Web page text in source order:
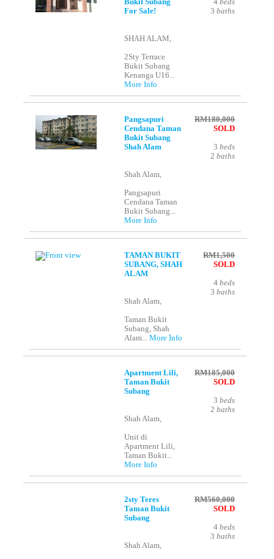
Bukit Subang
For Sale!
SHAH ALAM,
2Sty Terrace
Bukit Subang
Kenanga U16...
More Info
4 beds
3 baths
Pangsapuri
Cendana Taman
Bukit Subang
Shah Alam
Shah Alam,
Pangsapuri
Cendana Taman
Bukit Subang...
More Info
RM180,000
SOLD
3 beds
2 baths
TAMAN BUKIT
SUBANG, SHAH
ALAM
Shah Alam,
Taman Bukit
Subang, Shah
Alam...More Info
RM1,500
SOLD
4 beds
3 baths
Apartment Lili,
Taman Bukit
Subang
Shah Alam,
Unit di
Apartment Lili,
Taman Bukit...
More Info
RM185,000
SOLD
3 beds
2 baths
2sty Teres
Taman Bukit
Subang
Shah Alam,
RM560,000
SOLD
4 beds
3 baths